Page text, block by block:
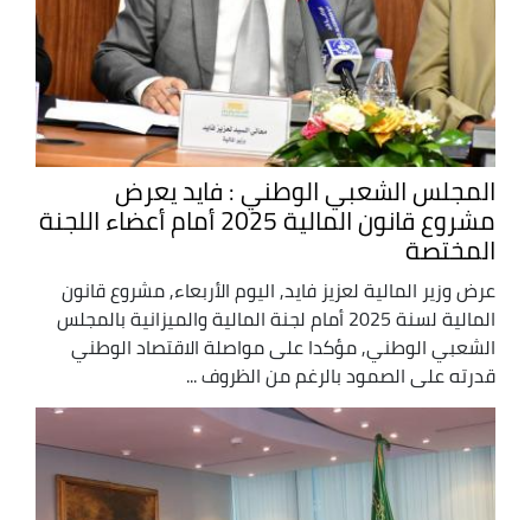
المجلس الشعبي الوطني : فايد يعرض
مشروع قانون المالية 2025 أمام أعضاء اللجنة
المختصة
عرض وزير المالية لعزيز فايد, اليوم الأربعاء, مشروع قانون
المالية لسنة 2025 أمام لجنة المالية والميزانية بالمجلس
الشعبي الوطني, مؤكدا على مواصلة الاقتصاد الوطني
قدرته على الصمود بالرغم من الظروف ...